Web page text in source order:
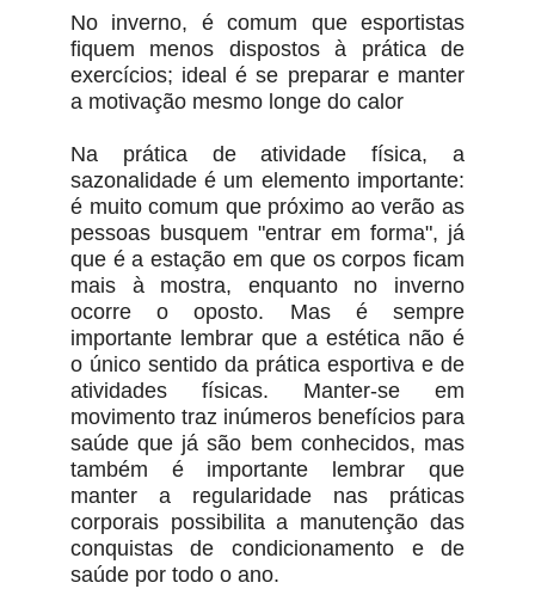
No inverno, é comum que esportistas
fiquem menos dispostos à prática de
exercícios; ideal é se preparar e manter
a motivação mesmo longe do calor
Na prática de atividade física, a
sazonalidade é um elemento importante:
é muito comum que próximo ao verão as
pessoas busquem "entrar em forma", já
que é a estação em que os corpos ficam
mais à mostra, enquanto no inverno
ocorre o oposto. Mas é sempre
importante lembrar que a estética não é
o único sentido da prática esportiva e de
atividades físicas. Manter-se em
movimento traz inúmeros benefícios para
saúde que já são bem conhecidos, mas
também é importante lembrar que
manter a regularidade nas práticas
corporais possibilita a manutenção das
conquistas de condicionamento e de
saúde por todo o ano.